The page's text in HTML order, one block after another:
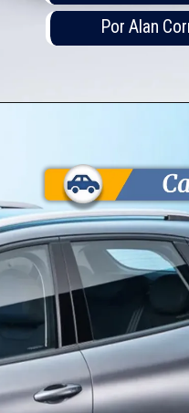
Por Alan